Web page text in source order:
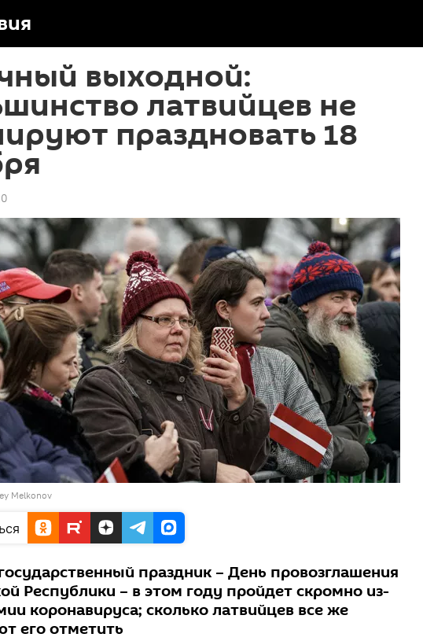
выходной:
латвийцев не
праздновать 18
Melkonov
праздник – День провозглашения
Республики – в этом году пройдет скромно из-
коронавируса; сколько латвийцев все же
его отметить